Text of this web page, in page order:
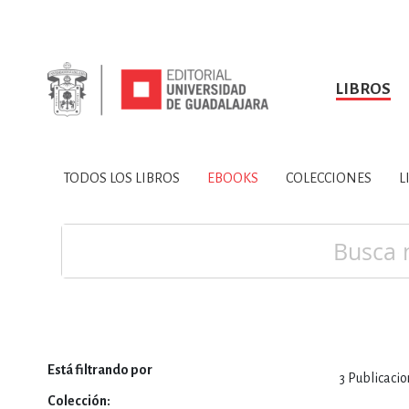
LIBROS
TODOS LOS LIBROS
SOBRE NOSOTROS HISTORIA
CIENCIAS DE LA
CONSULTA,
TODOS LOS LIBROS EBOOKS COLECCIONES
3
Está filtrando por
Colección